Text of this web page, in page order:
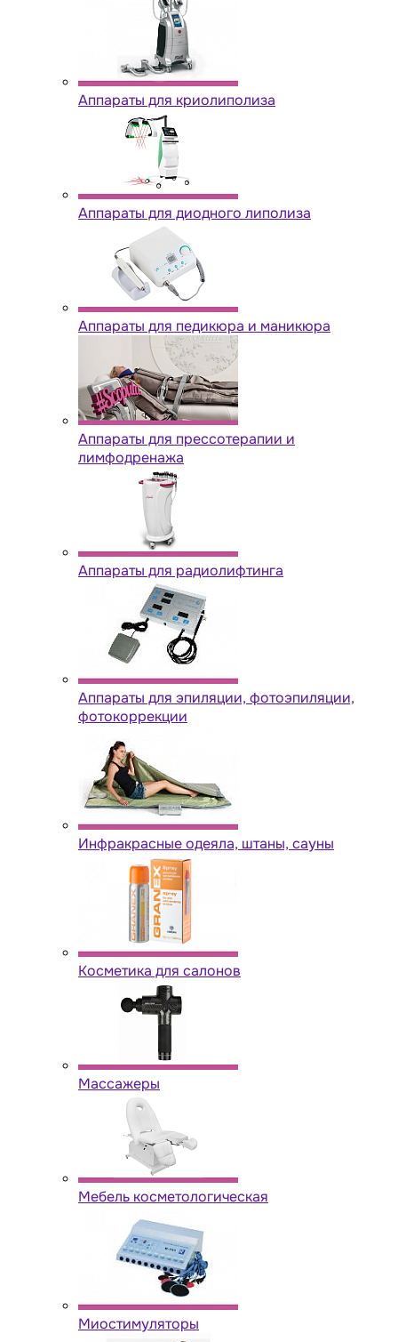
Аппараты для криолиполиза
Аппараты для диодного липолиза
Аппараты для педикюра и маникюра
Аппараты для прессотерапии и
лимфодренажа
Аппараты для радиолифтинга
Аппараты для эпиляции, фотоэпиляции,
фотокоррекции
Инфракрасные одеяла, штаны, сауны
Косметика для салонов
Массажеры
Мебель косметологическая
Миостимуляторы